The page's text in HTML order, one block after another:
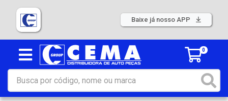
Baixe já nosso APP
0